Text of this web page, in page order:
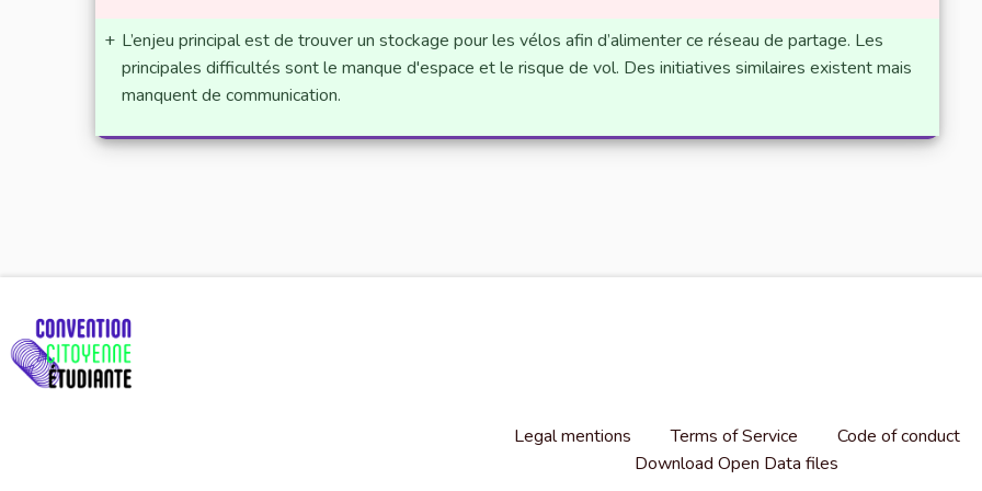
+ L’enjeu principal est de trouver un stockage pour les vélos afin d’alimenter ce réseau de partage. Les
principales difficultés sont le manque d'espace et le risque de vol. Des initiatives similaires existent mais
manquent de communication.
Legal mentions Terms of Service
Code of conduct
Download Open Data files